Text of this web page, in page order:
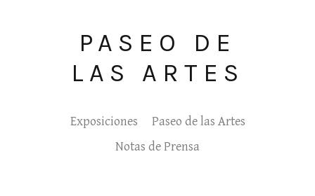
PASEO DE
LAS ARTES
Exposiciones
Paseo de las Artes
Notas de Prensa